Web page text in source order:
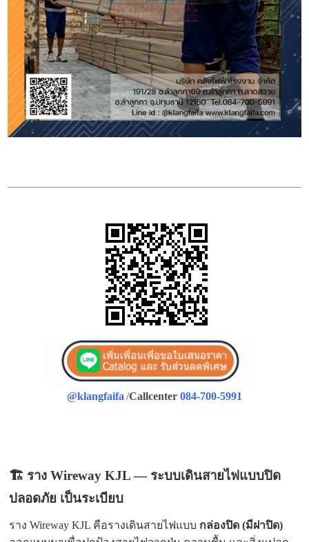
@klangfaifa /Callcenter 084-700-5991
🏗️ ราง Wireway KJL — ระบบเดินสายไฟแบบปิด
ปลอดภัย เป็นระเบียบ
ราง Wireway KJL คือรางเดินสายไฟแบบ กล่องปิด (มีฝาปิด)